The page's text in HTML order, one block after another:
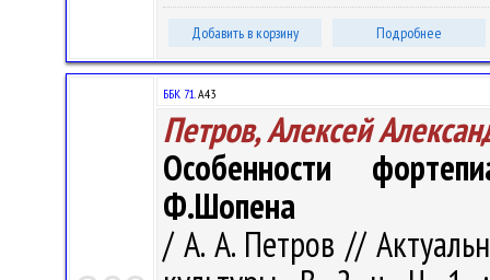
Добавить в корзину Подробнее
ББК 71.А43
Петров, Алексей
Особенности
Ф.Шопена
/ А. А. Петров //